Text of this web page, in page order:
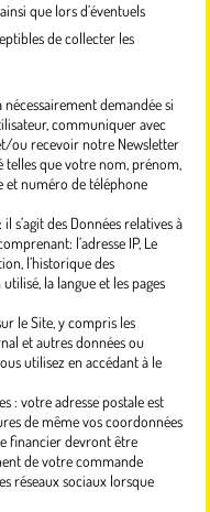
que lors d’éventuels
de collecter les
demandée si
communiquer avec
ou recevoir notre Newsletter
telles que votre nom, prénom,
et numéro de téléphone
s’agit des Données relatives à
l’adresse IP, Le
l’historique des
la langue et les pages
le Site, y compris les
et autres données ou
utilisez en accédant à le
: votre adresse postale est
de même vos coordonnées
financier devront être
de votre commande
réseaux sociaux lorsque